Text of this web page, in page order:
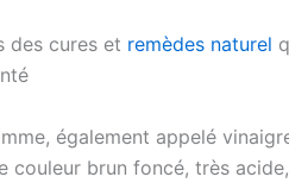
des cures et remèdes naturel
également appelé
couleur brun foncé, très